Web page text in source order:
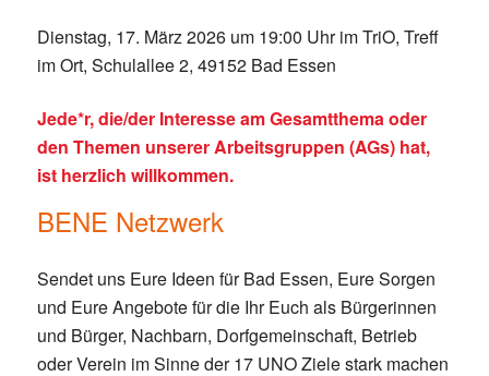
Dienstag, 17. März 2026 um 19:00 Uhr im TriO, Treff
im Ort, Schulallee 2, 49152 Bad Essen
Jede*r, die/der Interesse am Gesamtthema oder
den Themen unserer Arbeitsgruppen (AGs) hat,
ist herzlich willkommen.
BENE Netzwerk
Sendet uns Eure Ideen für Bad Essen, Eure Sorgen
und Eure Angebote für die Ihr Euch als Bürgerinnen
und Bürger, Nachbarn, Dorfgemeinschaft, Betrieb
oder Verein im Sinne der 17 UNO Ziele stark machen